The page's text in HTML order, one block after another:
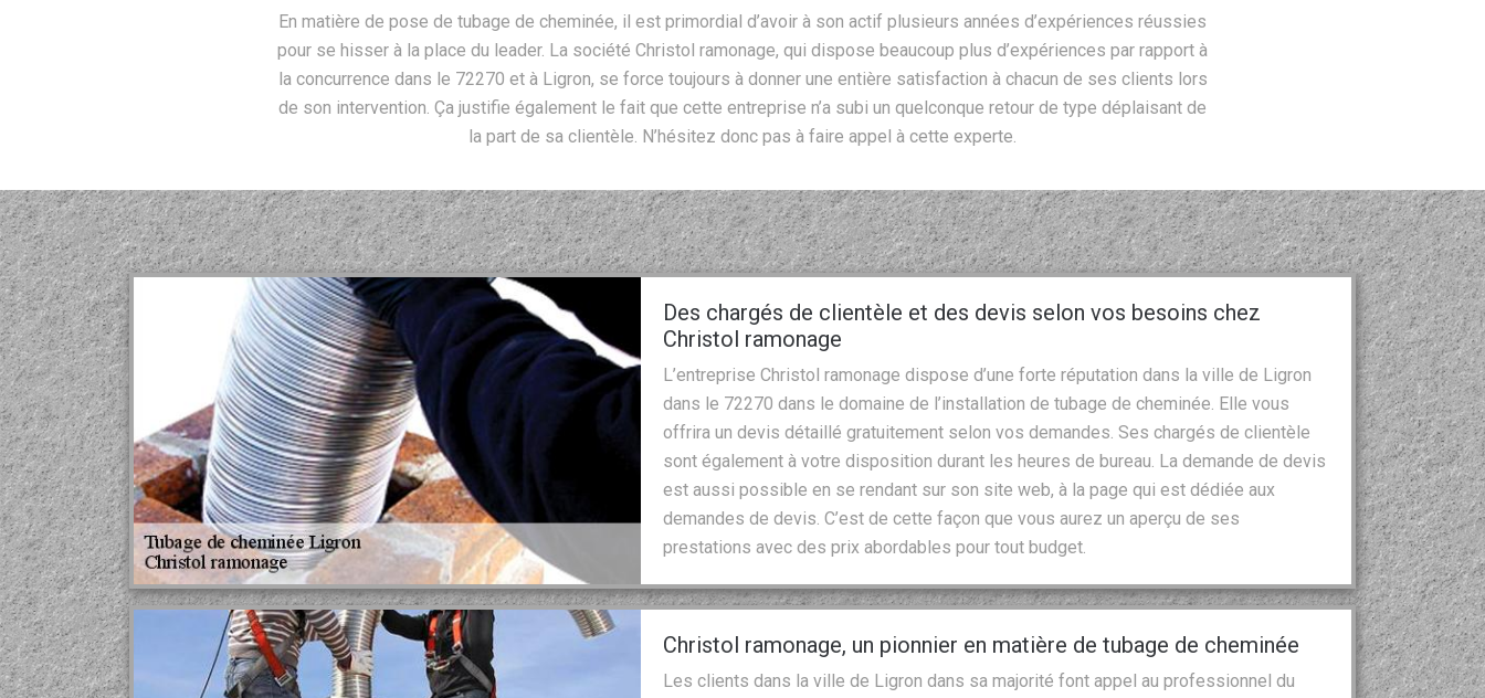
En matière de pose de tubage de cheminée, il est primordial d’avoir à son actif plusieurs années d’expériences réussies
pour se hisser à la place du leader. La société Christol ramonage, qui dispose beaucoup plus d’expériences par rapport à
la concurrence dans le 72270 et à Ligron, se force toujours à donner une entière satisfaction à chacun de ses clients lors
de son intervention. Ça justifie également le fait que cette entreprise n’a subi un quelconque retour de type déplaisant de
la part de sa clientèle. N’hésitez donc pas à faire appel à cette experte.
Des chargés de clientèle et des devis selon vos besoins chez
Christol ramonage
L’entreprise Christol ramonage dispose d’une forte réputation dans la ville de Ligron
dans le 72270 dans le domaine de l’installation de tubage de cheminée. Elle vous
offrira un devis détaillé gratuitement selon vos demandes. Ses chargés de clientèle
sont également à votre disposition durant les heures de bureau. La demande de devis
est aussi possible en se rendant sur son site web, à la page qui est dédiée aux
demandes de devis. C’est de cette façon que vous aurez un aperçu de ses
prestations avec des prix abordables pour tout budget.
Christol ramonage, un pionnier en matière de tubage de cheminée
Les clients dans la ville de Ligron dans sa majorité font appel au professionnel du